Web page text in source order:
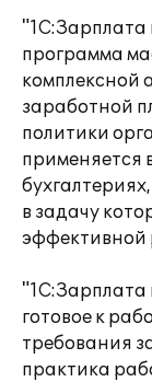
"1С:Зарплата
программа
комплексной
заработной
политики
применяется
в задачу
эффективной
"1С:Зарплата
готовое к
требования
практика